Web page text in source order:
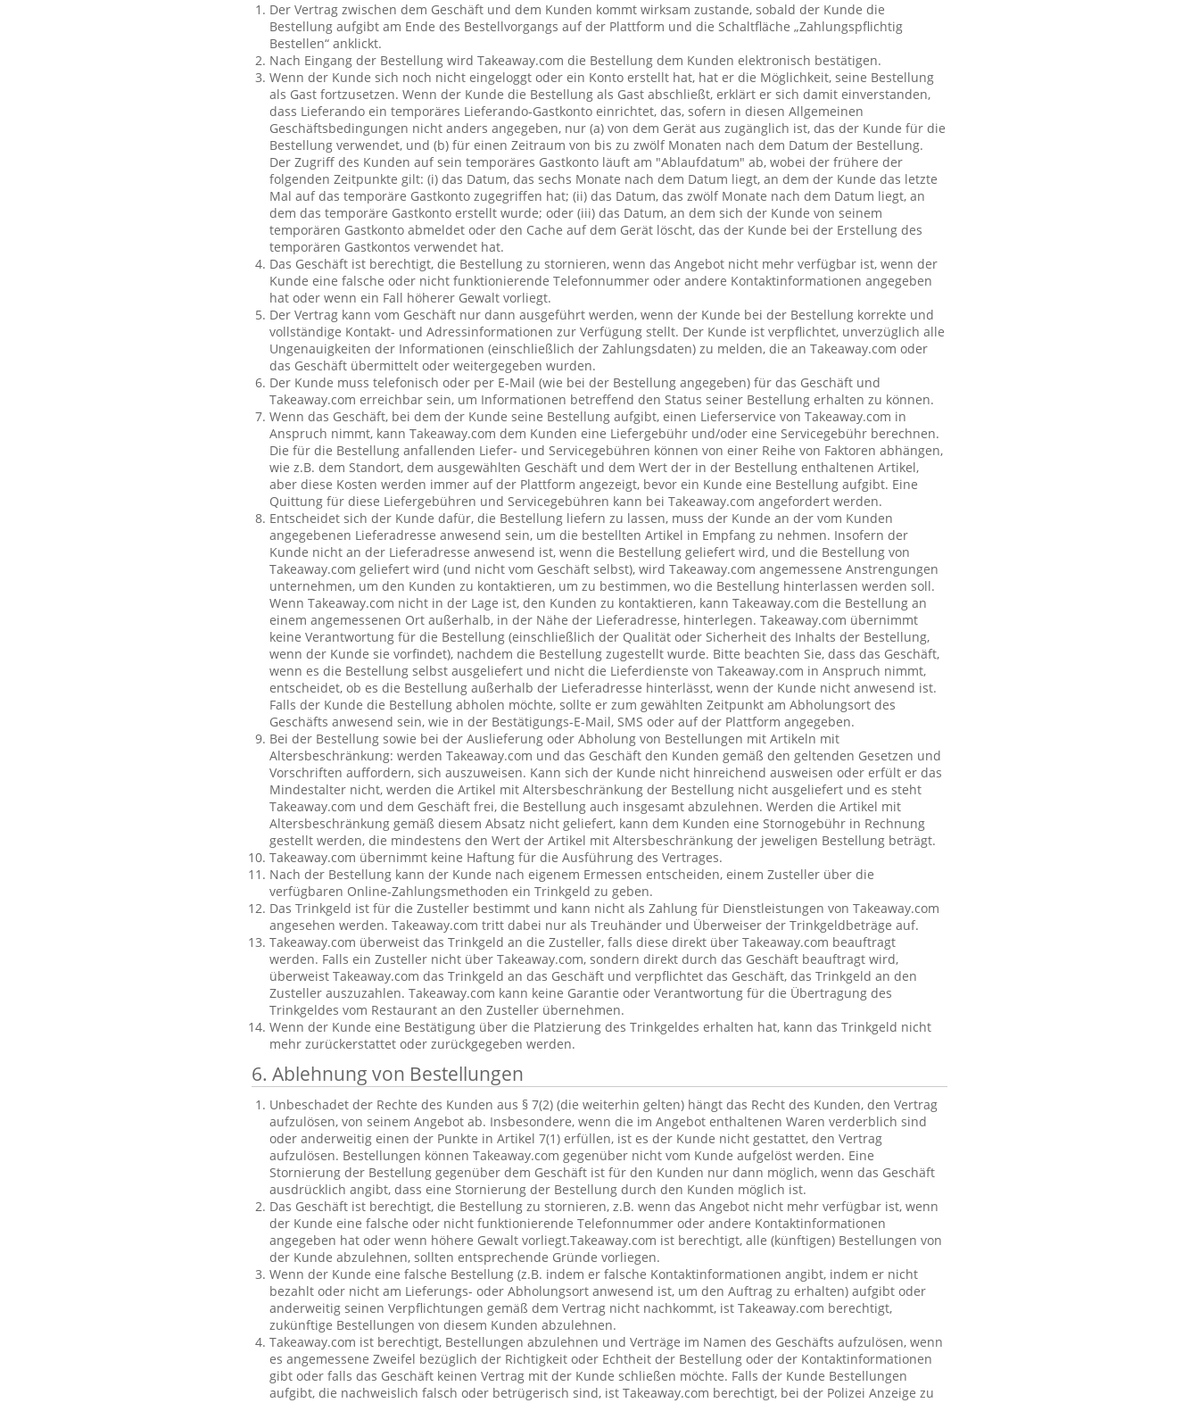
Der Vertrag zwischen dem Geschäft und dem Kunden kommt wirksam zustande, sobald der Kunde die
Bestellung aufgibt am Ende des Bestellvorgangs auf der Plattform und die Schaltfläche „Zahlungspflichtig
Bestellen“ anklickt.
Nach Eingang der Bestellung wird Takeaway.com die Bestellung dem Kunden elektronisch bestätigen.
Wenn der Kunde sich noch nicht eingeloggt oder ein Konto erstellt hat, hat er die Möglichkeit, seine Bestellung
als Gast fortzusetzen. Wenn der Kunde die Bestellung als Gast abschließt, erklärt er sich damit einverstanden,
dass Lieferando ein temporäres Lieferando-Gastkonto einrichtet, das, sofern in diesen Allgemeinen
Geschäftsbedingungen nicht anders angegeben, nur (a) von dem Gerät aus zugänglich ist, das der Kunde für die
Bestellung verwendet, und (b) für einen Zeitraum von bis zu zwölf Monaten nach dem Datum der Bestellung.
Der Zugriff des Kunden auf sein temporäres Gastkonto läuft am "Ablaufdatum" ab, wobei der frühere der
folgenden Zeitpunkte gilt: (i) das Datum, das sechs Monate nach dem Datum liegt, an dem der Kunde das letzte
Mal auf das temporäre Gastkonto zugegriffen hat; (ii) das Datum, das zwölf Monate nach dem Datum liegt, an
dem das temporäre Gastkonto erstellt wurde; oder (iii) das Datum, an dem sich der Kunde von seinem
temporären Gastkonto abmeldet oder den Cache auf dem Gerät löscht, das der Kunde bei der Erstellung des
temporären Gastkontos verwendet hat.
Das Geschäft ist berechtigt, die Bestellung zu stornieren, wenn das Angebot nicht mehr verfügbar ist, wenn der
Kunde eine falsche oder nicht funktionierende Telefonnummer oder andere Kontaktinformationen angegeben
hat oder wenn ein Fall höherer Gewalt vorliegt.
Der Vertrag kann vom Geschäft nur dann ausgeführt werden, wenn der Kunde bei der Bestellung korrekte und
vollständige Kontakt- und Adressinformationen zur Verfügung stellt. Der Kunde ist verpflichtet, unverzüglich alle
Ungenauigkeiten der Informationen (einschließlich der Zahlungsdaten) zu melden, die an Takeaway.com oder
das Geschäft übermittelt oder weitergegeben wurden.
Der Kunde muss telefonisch oder per E-Mail (wie bei der Bestellung angegeben) für das Geschäft und
Takeaway.com erreichbar sein, um Informationen betreffend den Status seiner Bestellung erhalten zu können.
Wenn das Geschäft, bei dem der Kunde seine Bestellung aufgibt, einen Lieferservice von Takeaway.com in
Anspruch nimmt, kann Takeaway.com dem Kunden eine Liefergebühr und/oder eine Servicegebühr berechnen.
Die für die Bestellung anfallenden Liefer- und Servicegebühren können von einer Reihe von Faktoren abhängen,
wie z.B. dem Standort, dem ausgewählten Geschäft und dem Wert der in der Bestellung enthaltenen Artikel,
aber diese Kosten werden immer auf der Plattform angezeigt, bevor ein Kunde eine Bestellung aufgibt. Eine
Quittung für diese Liefergebühren und Servicegebühren kann bei Takeaway.com angefordert werden.
Entscheidet sich der Kunde dafür, die Bestellung liefern zu lassen, muss der Kunde an der vom Kunden
angegebenen Lieferadresse anwesend sein, um die bestellten Artikel in Empfang zu nehmen. Insofern der
Kunde nicht an der Lieferadresse anwesend ist, wenn die Bestellung geliefert wird, und die Bestellung von
Takeaway.com geliefert wird (und nicht vom Geschäft selbst), wird Takeaway.com angemessene Anstrengungen
unternehmen, um den Kunden zu kontaktieren, um zu bestimmen, wo die Bestellung hinterlassen werden soll.
Wenn Takeaway.com nicht in der Lage ist, den Kunden zu kontaktieren, kann Takeaway.com die Bestellung an
einem angemessenen Ort außerhalb, in der Nähe der Lieferadresse, hinterlegen. Takeaway.com übernimmt
keine Verantwortung für die Bestellung (einschließlich der Qualität oder Sicherheit des Inhalts der Bestellung,
wenn der Kunde sie vorfindet), nachdem die Bestellung zugestellt wurde. Bitte beachten Sie, dass das Geschäft,
wenn es die Bestellung selbst ausgeliefert und nicht die Lieferdienste von Takeaway.com in Anspruch nimmt,
entscheidet, ob es die Bestellung außerhalb der Lieferadresse hinterlässt, wenn der Kunde nicht anwesend ist.
Falls der Kunde die Bestellung abholen möchte, sollte er zum gewählten Zeitpunkt am Abholungsort des
Geschäfts anwesend sein, wie in der Bestätigungs-E-Mail, SMS oder auf der Plattform angegeben.
Bei der Bestellung sowie bei der Auslieferung oder Abholung von Bestellungen mit Artikeln mit
Altersbeschränkung: werden Takeaway.com und das Geschäft den Kunden gemäß den geltenden Gesetzen und
Vorschriften auffordern, sich auszuweisen. Kann sich der Kunde nicht hinreichend ausweisen oder erfült er das
Mindestalter nicht, werden die Artikel mit Altersbeschränkung der Bestellung nicht ausgeliefert und es steht
Takeaway.com und dem Geschäft frei, die Bestellung auch insgesamt abzulehnen. Werden die Artikel mit
Altersbeschränkung gemäß diesem Absatz nicht geliefert, kann dem Kunden eine Stornogebühr in Rechnung
gestellt werden, die mindestens den Wert der Artikel mit Altersbeschränkung der jeweligen Bestellung beträgt.
Takeaway.com übernimmt keine Haftung für die Ausführung des Vertrages.
Nach der Bestellung kann der Kunde nach eigenem Ermessen entscheiden, einem Zusteller über die
verfügbaren Online-Zahlungsmethoden ein Trinkgeld zu geben.
Das Trinkgeld ist für die Zusteller bestimmt und kann nicht als Zahlung für Dienstleistungen von Takeaway.com
angesehen werden. Takeaway.com tritt dabei nur als Treuhänder und Überweiser der Trinkgeldbeträge auf.
Takeaway.com überweist das Trinkgeld an die Zusteller, falls diese direkt über Takeaway.com beauftragt
werden. Falls ein Zusteller nicht über Takeaway.com, sondern direkt durch das Geschäft beauftragt wird,
überweist Takeaway.com das Trinkgeld an das Geschäft und verpflichtet das Geschäft, das Trinkgeld an den
Zusteller auszuzahlen. Takeaway.com kann keine Garantie oder Verantwortung für die Übertragung des
Trinkgeldes vom Restaurant an den Zusteller übernehmen.
Wenn der Kunde eine Bestätigung über die Platzierung des Trinkgeldes erhalten hat, kann das Trinkgeld nicht
mehr zurückerstattet oder zurückgegeben werden.
6. Ablehnung von Bestellungen
Unbeschadet der Rechte des Kunden aus § 7(2) (die weiterhin gelten) hängt das Recht des Kunden, den Vertrag
aufzulösen, von seinem Angebot ab. Insbesondere, wenn die im Angebot enthaltenen Waren verderblich sind
oder anderweitig einen der Punkte in Artikel 7(1) erfüllen, ist es der Kunde nicht gestattet, den Vertrag
aufzulösen. Bestellungen können Takeaway.com gegenüber nicht vom Kunde aufgelöst werden. Eine
Stornierung der Bestellung gegenüber dem Geschäft ist für den Kunden nur dann möglich, wenn das Geschäft
ausdrücklich angibt, dass eine Stornierung der Bestellung durch den Kunden möglich ist.
Das Geschäft ist berechtigt, die Bestellung zu stornieren, z.B. wenn das Angebot nicht mehr verfügbar ist, wenn
der Kunde eine falsche oder nicht funktionierende Telefonnummer oder andere Kontaktinformationen
angegeben hat oder wenn höhere Gewalt vorliegt.Takeaway.com ist berechtigt, alle (künftigen) Bestellungen von
der Kunde abzulehnen, sollten entsprechende Gründe vorliegen.
Wenn der Kunde eine falsche Bestellung (z.B. indem er falsche Kontaktinformationen angibt, indem er nicht
bezahlt oder nicht am Lieferungs- oder Abholungsort anwesend ist, um den Auftrag zu erhalten) aufgibt oder
anderweitig seinen Verpflichtungen gemäß dem Vertrag nicht nachkommt, ist Takeaway.com berechtigt,
zukünftige Bestellungen von diesem Kunden abzulehnen.
Takeaway.com ist berechtigt, Bestellungen abzulehnen und Verträge im Namen des Geschäfts aufzulösen, wenn
es angemessene Zweifel bezüglich der Richtigkeit oder Echtheit der Bestellung oder der Kontaktinformationen
gibt oder falls das Geschäft keinen Vertrag mit der Kunde schließen möchte. Falls der Kunde Bestellungen
aufgibt, die nachweislich falsch oder betrügerisch sind, ist Takeaway.com berechtigt, bei der Polizei Anzeige zu